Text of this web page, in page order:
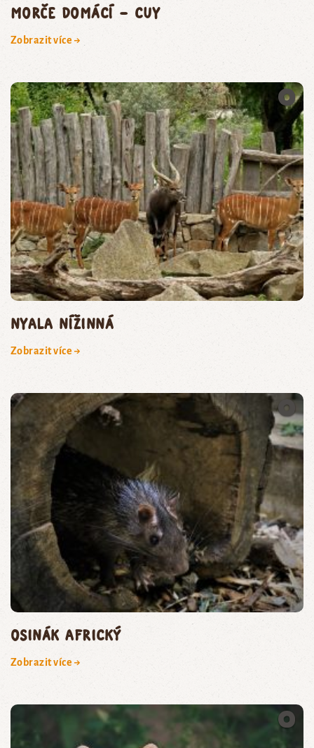
morče domácí – cuy
Zobrazit více →
nyala nížinná
Zobrazit více →
osinák africký
Zobrazit více →